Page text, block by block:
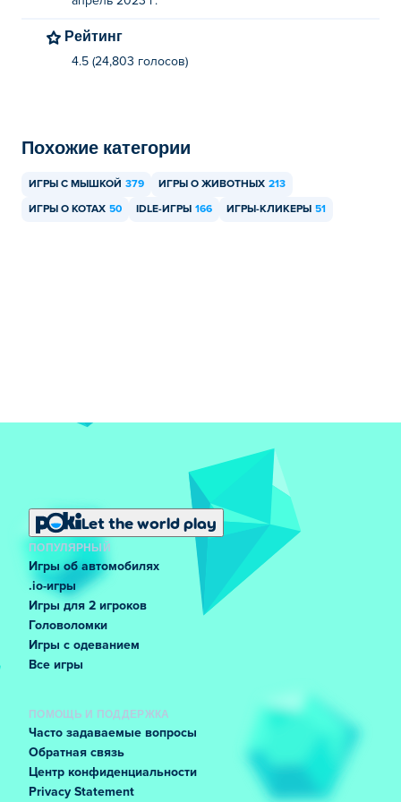
Вы можете бесплатно играть в Cat Clicker RE на Poki.
Могу ли я играть в Cat Clicker RE на
мобильных устройствах и компьютерах?
планшеты.
Рейтинг
4.5 (24,803 голосов)
Похожие категории
ИГРЫ С МЫШКОЙ 379 ИГРЫ О ЖИВОТНЫХ 213
ИГРЫ О КОТАХ 50 IDLE-ИГРЫ 166 ИГРЫ-КЛИКЕРЫ 51
Let the world play
ПОПУЛЯРНЫЙ
Игры об автомобилях
.io-игры
Игры для 2 игроков
Головоломки
Игры с одеванием
Все игры
ПОМОЩЬ И ПОДДЕРЖКА
Часто задаваемые вопросы
Обратная связь
Центр конфиденциальности
Privacy Statement